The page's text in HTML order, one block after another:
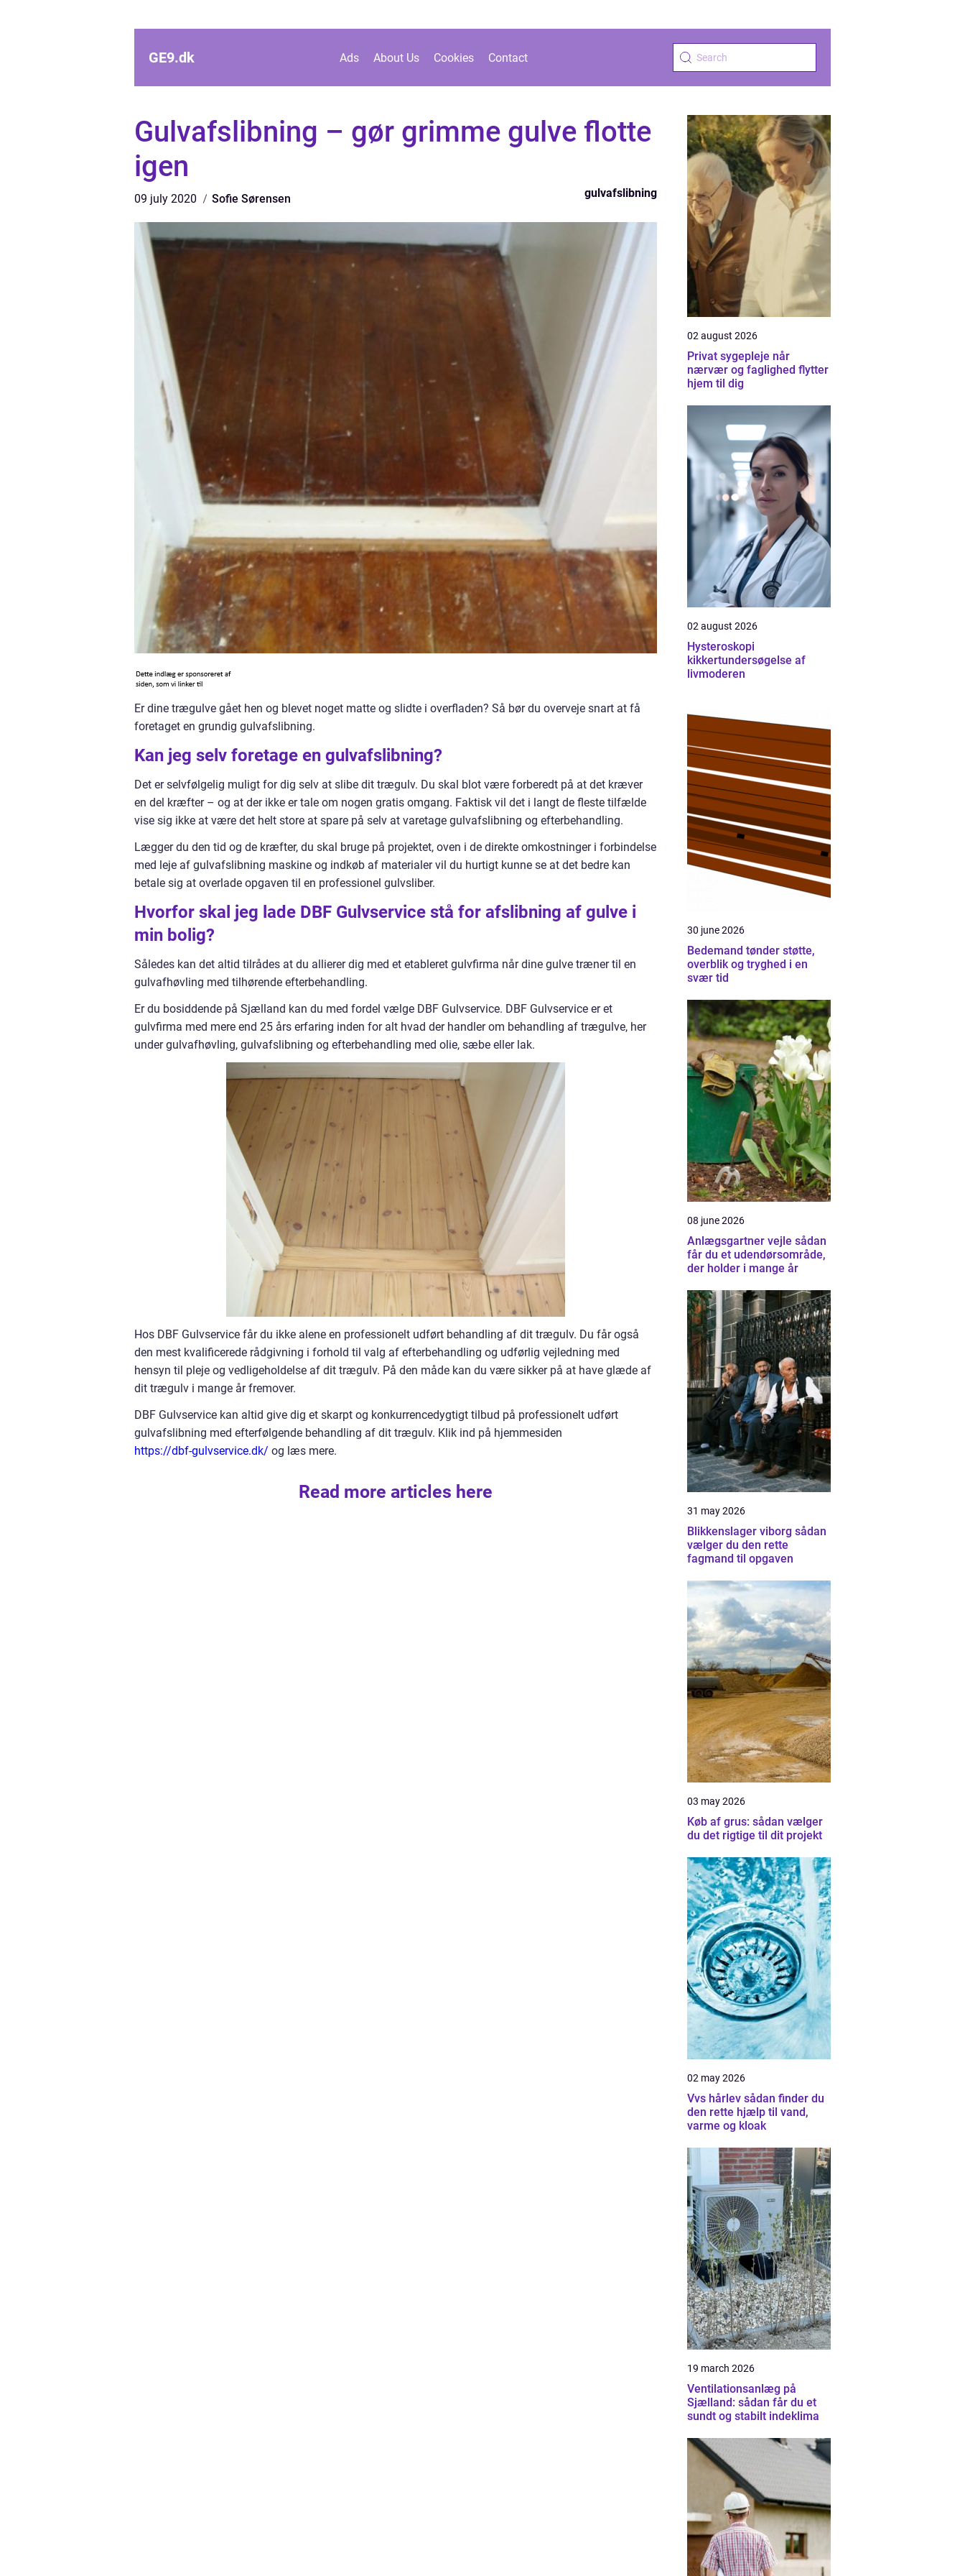
GE9.dk Ads About Us Cookies Contact
Gulvafslibning – gør grimme gulve flotte
igen
09 july 2020 Sofie Sørensen gulvafslibning
Er dine trægulve gået hen og blevet noget matte og slidte i overfladen? Så bør du overveje snart at få
foretaget en grundig gulvafslibning.
Kan jeg selv foretage en gulvafslibning?
Det er selvfølgelig muligt for dig selv at slibe dit trægulv. Du skal blot være forberedt på at det kræver
en del kræfter – og at der ikke er tale om nogen gratis omgang. Faktisk vil det i langt de fleste tilfælde
vise sig ikke at være det helt store at spare på selv at varetage gulvafslibning og efterbehandling.
Lægger du den tid og de kræfter, du skal bruge på projektet, oven i de direkte omkostninger i forbindelse
med leje af gulvafslibning maskine og indkøb af materialer vil du hurtigt kunne se at det bedre kan
betale sig at overlade opgaven til en professionel gulvsliber.
Hvorfor skal jeg lade DBF Gulvservice stå for afslibning af gulve i
min bolig?
Således kan det altid tilrådes at du allierer dig med et etableret gulvfirma når dine gulve træner til en
gulvafhøvling med tilhørende efterbehandling.
Er du bosiddende på Sjælland kan du med fordel vælge DBF Gulvservice. DBF Gulvservice er et
gulvfirma med mere end 25 års erfaring inden for alt hvad der handler om behandling af trægulve, her
under gulvafhøvling, gulvafslibning og efterbehandling med olie, sæbe eller lak.
Hos DBF Gulvservice får du ikke alene en professionelt udført behandling af dit trægulv. Du får også
den mest kvalificerede rådgivning i forhold til valg af efterbehandling og udførlig vejledning med
hensyn til pleje og vedligeholdelse af dit trægulv. På den måde kan du være sikker på at have glæde af
dit trægulv i mange år fremover.
DBF Gulvservice kan altid give dig et skarpt og konkurrencedygtigt tilbud på professionelt udført
gulvafslibning med efterfølgende behandling af dit trægulv. Klik ind på hjemmesiden
https://dbf-gulvservice.dk/ og læs mere.
Read more articles here
02 august 2026
Privat sygepleje når
nærvær og faglighed flytter
hjem til dig
02 august 2026
Hysteroskopi
kikkertundersøgelse af
livmoderen
30 june 2026
Bedemand tønder støtte,
overblik og tryghed i en
svær tid
08 june 2026
Anlægsgartner vejle sådan
får du et udendørsområde,
der holder i mange år
31 may 2026
Blikkenslager viborg sådan
vælger du den rette
fagmand til opgaven
03 may 2026
Køb af grus: sådan vælger
du det rigtige til dit projekt
02 may 2026
Vvs hårlev sådan finder du
den rette hjælp til vand,
varme og kloak
19 march 2026
Ventilationsanlæg på
Sjælland: sådan får du et
sundt og stabilt indeklima